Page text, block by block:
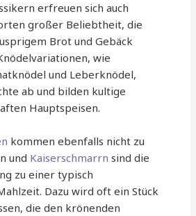
erfreuen sich auch
großer Beliebtheit, die
Brot und Gebäck
wie
und Leberknödel,
ab und bilden kultige
Hauptspeisen.
kommen ebenfalls nicht zu
und Kaiserschmarrn sind die
zu einer typisch
Dazu wird oft ein Stück
die den krönenden